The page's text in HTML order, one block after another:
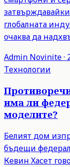
глобалната
очаква да
Admin Novinite·
Технологии
има ли
моделите?
Белият дом
бъдещи
Кевин Хасет